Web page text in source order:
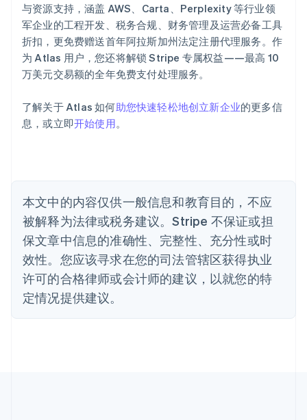
与资源支持，涵盖 AWS、Carta、Perplexity 等行业领
军企业的工程开发、税务合规、财务管理及运营必备工具
折扣，更免费赠送首年阿拉斯加州法定注册代理服务。作
为 Atlas 用户，您还将解锁 Stripe 专属权益——最高 10
万美元交易额的全年免费支付处理服务。
了解关于 Atlas 如何助您快速轻松地创立新企业的更多信
息，或立即开始使用。
本文中的内容仅供一般信息和教育目的，不应
被解释为法律或税务建议。Stripe 不保证或担
保文章中信息的准确性、完整性、充分性或时
效性。您应该寻求在您的司法管辖区获得执业
许可的合格律师或会计师的建议，以就您的特
定情况提供建议。
爱沙尼亚
English
奥地利
DeutschEnglish
澳大利亚
English
PortuguêsEnglish
保加利亚
English
丹麦
德国
DeutschEnglish
法国
FrançaisEnglish
芬兰
EnglishSvenska